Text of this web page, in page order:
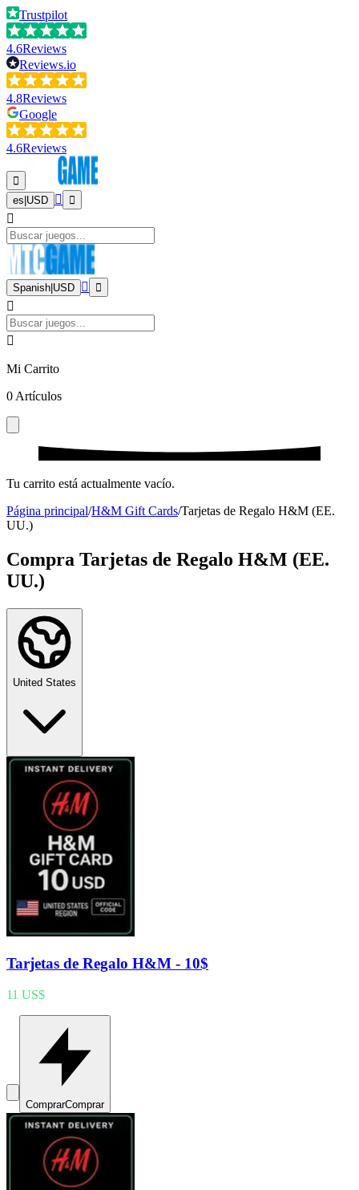
Trustpilot
4.6Reviews
Reviews.io
4.8Reviews
Google
4.6Reviews
es USD
Spanish USD
Mi Carrito
0 Artículos
Tu carrito está actualmente vacío.
Página principal/H&M Gift Cards/Tarjetas de Regalo H&M (EE.
UU.)
Compra Tarjetas de Regalo H&M (EE.
UU.)
United States
Tarjetas de Regalo H&M - 10$
11 US$
ComprarComprar